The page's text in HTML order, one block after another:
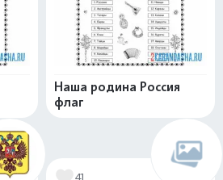
Наша родина Россия
флаг
41